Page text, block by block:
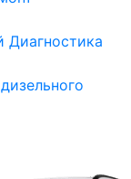
Диагностика